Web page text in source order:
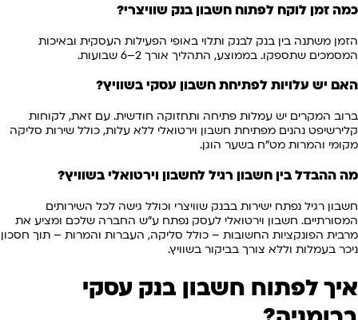
כמה זמן לוקח לפתוח חשבון בנק שוויצרי?
הזמן משתנה בין בנק לבנק ותלוי באופי הפעילות העסקית ובאיכות
המסמכים שתספקו. בממוצע, התהליך אורך 2–6 שבועות.
האם יש עלויות לפתיחת חשבון עסקי בשוויץ?
ברוב המקרים יש עמלות פתיחה ותחזוקה חודשית. עם זאת, לקוחות
קלירשיפט נהנים מפתיחת חשבון וירטואלי ללא עלות, כולל שירות סליקה
מקומי והמרות מט"ח בשער הוגן.
מה ההבדל בין חשבון רגיל לחשבון וירטואלי בשוויץ?
חשבון רגיל נפתח ישירות בבנק שוויצרי וכולל גישה לכל השירותים
המסורתיים. חשבון וירטואלי לעסק נפתח ע"ש החברה שלכם ומציע את
מרבית הפונקציות החשובות – כולל סליקה, העברות והמרות – תוך חסכון
ניכר בעמלות וללא צורך בביקור בשוויץ.
איך לפתוח חשבון בנק עסקי